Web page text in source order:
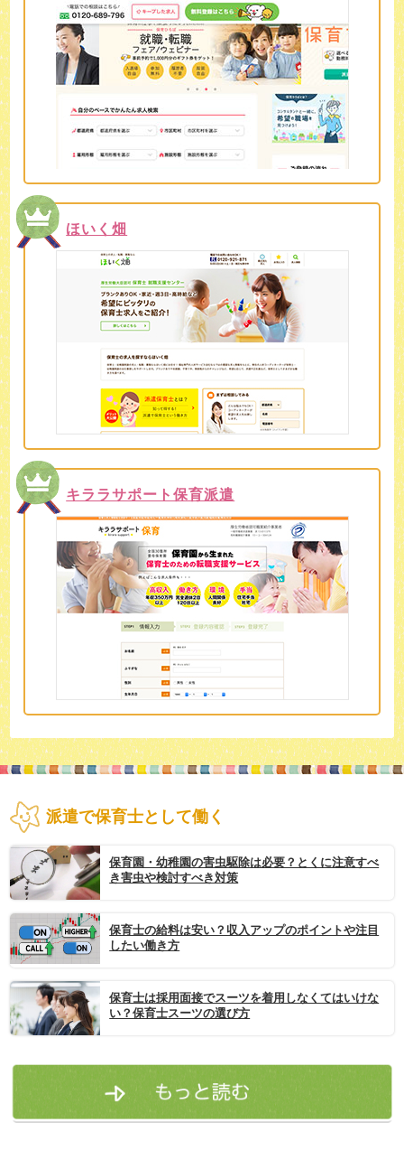
ほいく畑
キララサポート保育派遣
派遣で保育士として働く
保育園・幼稚園の害虫駆除は必要？とくに注意すべ
き害虫や検討すべき対策
保育士の給料は安い？収入アップのポイントや注目
したい働き方
保育士は採用面接でスーツを着用しなくてはいけな
い？保育士スーツの選び方